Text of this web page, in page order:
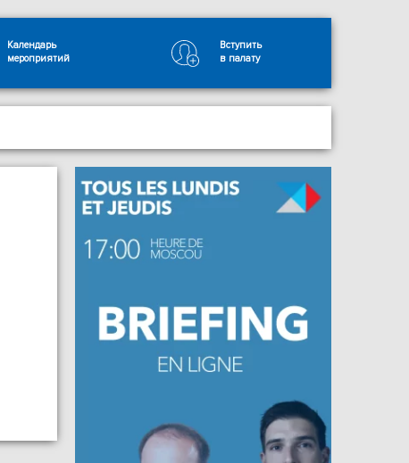
Календарь
мероприятий
Вступить
в палату